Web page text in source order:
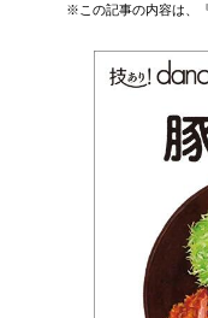
※この記事の内容は、